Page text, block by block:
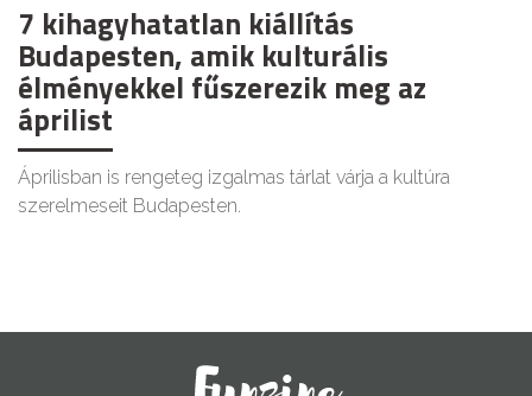
7 kihagyhatatlan kiállítás
Budapesten, amik kulturális
élményekkel fűszerezik meg az
áprilist
Áprilisban is rengeteg izgalmas tárlat várja a kultúra
szerelmeseit Budapesten.